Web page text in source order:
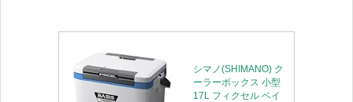
シマノ(SHIMANO) ク
ーラーボックス 小型
17L フィクセル ベイ